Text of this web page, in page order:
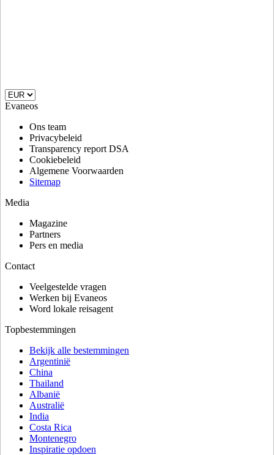
Evaneos
Ons team
Privacybeleid
Transparency report DSA
Cookiebeleid
Algemene Voorwaarden
Sitemap
Media
Magazine
Partners
Pers en media
Contact
Veelgestelde vragen
Werken bij Evaneos
Word lokale reisagent
Topbestemmingen
Bekijk alle bestemmingen
Argentinië
China
Thailand
Albanië
Australië
India
Costa Rica
Montenegro
Inspiratie opdoen